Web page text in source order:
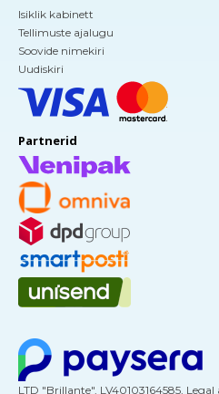
Isiklik kabinett
Tellimuste ajalugu
Soovide nimekiri
Uudiskiri
Partnerid
LTD "Brillante", LV40103164585, Legal